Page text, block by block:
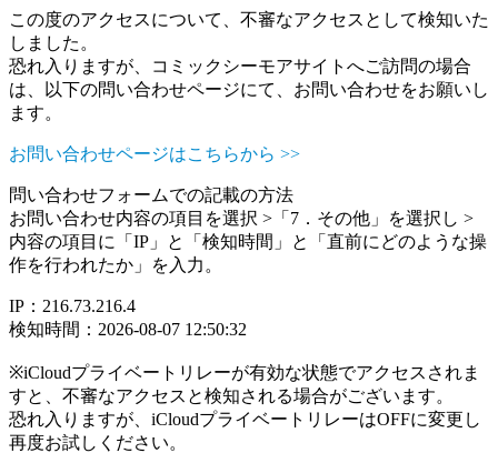
この度のアクセスについて、不審なアクセスとして検知いた
しました。
恐れ入りますが、コミックシーモアサイトへご訪問の場合
は、以下の問い合わせページにて、お問い合わせをお願いし
ます。
お問い合わせページはこちらから >>
問い合わせフォームでの記載の方法
お問い合わせ内容の項目を選択 >「7．その他」を選択し >
内容の項目に「IP」と「検知時間」と「直前にどのような操
作を行われたか」を入力。
IP：216.73.216.4
検知時間：2026-08-07 12:50:32
※iCloudプライベートリレーが有効な状態でアクセスされま
すと、不審なアクセスと検知される場合がございます。
恐れ入りますが、iCloudプライベートリレーはOFFに変更し
再度お試しください。